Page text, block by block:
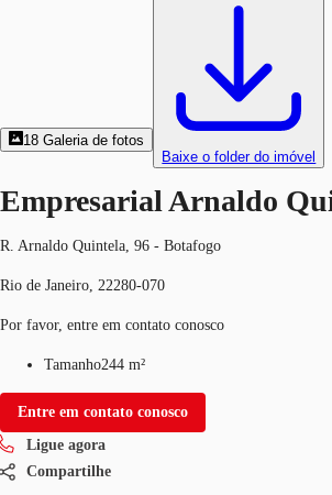
18 Galeria de fotos
Baixe o folder do imóvel
Empresarial Arnaldo
R. Arnaldo Quintela, 96 - Botafogo
Rio de Janeiro, 22280-070
Por favor, entre em contato conosco
Tamanho244 m²
Entre em contato conosco
Ligue agora
Compartilhe